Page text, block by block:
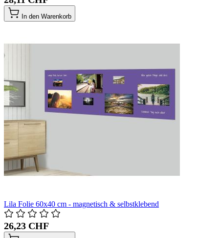
In den Warenkorb
Lila Folie 60x40 cm - magnetisch & selbstklebend
26,23 CHF